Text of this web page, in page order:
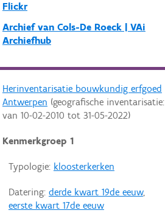
Flickr
Archief van Cols-De Roeck | VAi
Archiefhub
Herinventarisatie bouwkundig erfgoed
Antwerpen (geografische inventarisatie:
van 10-02-2010 tot 31-05-2022)
Kenmerkgroep 1
Typologie: kloosterkerken
Datering: derde kwart 19de eeuw,
eerste kwart 17de eeuw